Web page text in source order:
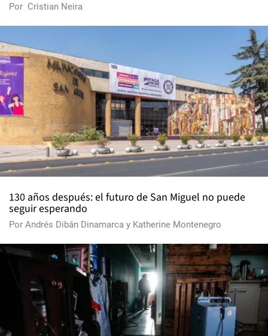
Por Cristian Neira
130 años después: el futuro de San Miguel no puede
seguir esperando
Por Andrés Dibán Dinamarca y Katherine Montenegro